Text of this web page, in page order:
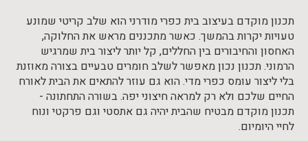
תכנון מוקדם בעיצוב בית כפרי מודרני הוא שלב קריטי שמונע
טעויות יקרות בהמשך. כאשר מתכננים מראש את החלוקה,
האחסון והחיבורים בין החללים, קל יותר ליצור בית שמרגיש
הרמוני. תכנון נכון מאפשר לשלב חומרים טבעיים בצורה מאוזנת
בלי ליצור עומס כפרי מדי. הוא גם עוזר להתאים את הבית לאורח
החיים שלכם ולא רק למראה חיצוני יפה. בשורה התחתונה -
תכנון מוקדם מבטיח שהבית יהיה גם אתסטי וגם פרקטי ונוח
לחיי היומיום.